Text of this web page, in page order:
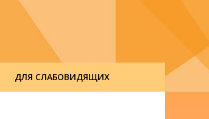
ДЛЯ СЛАБОВИДЯЩИХ